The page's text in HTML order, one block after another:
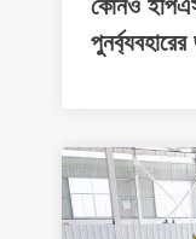
কোনও ইপিএস